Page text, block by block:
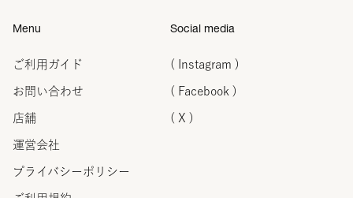
Menu
ご利用ガイド
お問い合わせ
店舗
運営会社
プライバシーポリシー
Social media
( Instagram )
( Facebook )
( X )